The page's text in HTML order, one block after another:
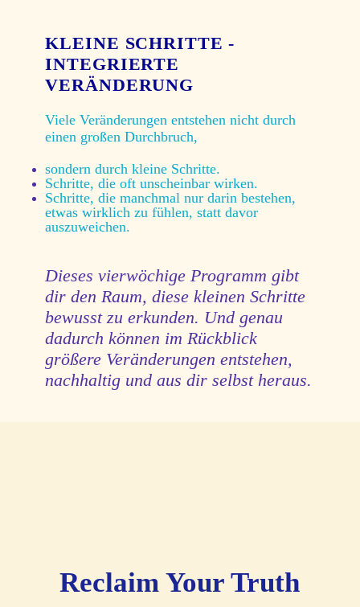
KLEINE SCHRITTE -
INTEGRIERTE
VERÄNDERUNG
Viele Veränderungen entstehen nicht durch
einen großen Durchbruch,
sondern durch kleine Schritte.
Schritte, die oft unscheinbar wirken.
Schritte, die manchmal nur darin bestehen,
etwas wirklich zu fühlen, statt davor
auszuweichen.
Dieses vierwöchige Programm gibt
dir den Raum, diese kleinen Schritte
bewusst zu erkunden. Und genau
dadurch können im Rückblick
größere Veränderungen entstehen,
nachhaltig und aus dir selbst heraus.
Reclaim Your Truth